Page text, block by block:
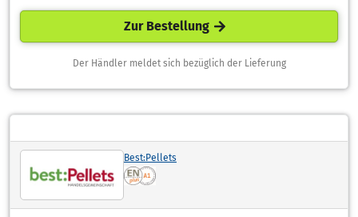
Zur Bestellung
Der Händler meldet sich bezüglich der Lieferung
Best:Pellets